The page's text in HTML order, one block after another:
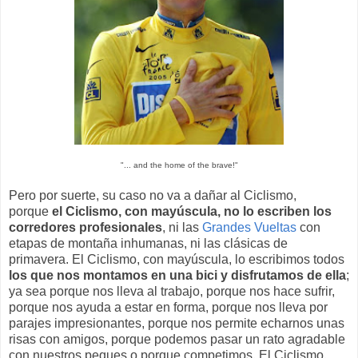
"... and the home of the brave!"
Pero por suerte, su caso no va a dañar al Ciclismo,
porque el Ciclismo, con mayúscula, no lo escriben los
corredores profesionales, ni las Grandes Vueltas con
etapas de montaña inhumanas, ni las clásicas de
primavera. El Ciclismo, con mayúscula, lo escribimos todos
los que nos montamos en una bici y disfrutamos de ella;
ya sea porque nos lleva al trabajo, porque nos hace sufrir,
porque nos ayuda a estar en forma, porque nos lleva por
parajes impresionantes, porque nos permite echarnos unas
risas con amigos, porque podemos pasar un rato agradable
con nuestros peques o porque competimos. El Ciclismo,